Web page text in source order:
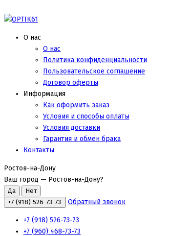
О нас
О нас
Политика конфиденциальности
Пользовательское соглашение
Договор оферты
Информация
Как оформить заказ
Условия и способы оплаты
Условия доставки
Гарантия и обмен брака
Контакты
Ростов-на-Дону
Ваш город — Ростов-на-Дону?
+7 (918) 526-73-73 Обратный звонок
+7 (918) 526-73-73
+7 (960) 468-73-73